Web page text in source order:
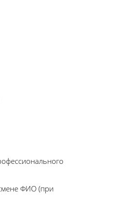
ФИО (при